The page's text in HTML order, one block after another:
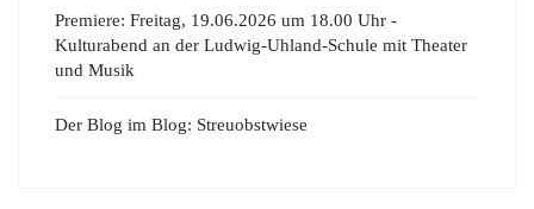
Premiere: Freitag, 19.06.2026 um 18.00 Uhr -
Kulturabend an der Ludwig-Uhland-Schule mit Theater
und Musik
Der Blog im Blog: Streuobstwiese